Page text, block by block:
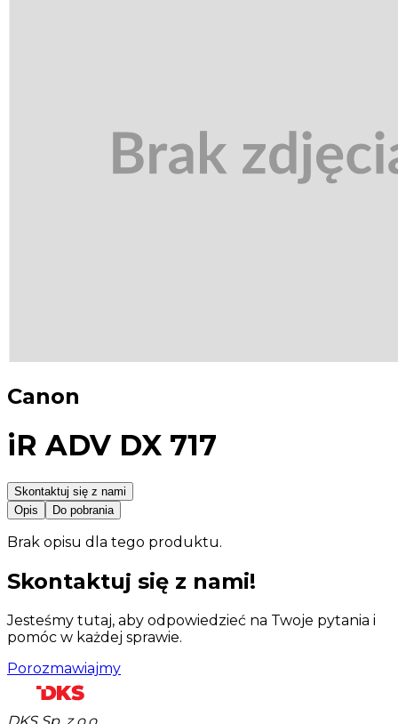
Canon
iR ADV DX 717
Skontaktuj się z nami
Opis
Do pobrania
Brak opisu dla tego produktu.
Skontaktuj się z nami!
Jesteśmy tutaj, aby odpowiedzieć na Twoje pytania i
pomóc w każdej sprawie.
Porozmawiajmy
DKS Sp. z o.o.